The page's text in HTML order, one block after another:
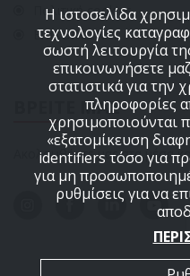
Πολιτική cookies
ΕΠΙΚΟΙΝΩΝΙΑ
ΒΡΕΙΤΕ ΜΑΣ
Ακολουθήστε μας στα μέσα
Η ιστοσελίδα
τεχνολογίες
σωστή λειτουργία
επικοινωνήσετε
στατιστικά για την
πληροφορίες
χρησιμοποιούνται
«εξατομίκευση
identifiers τόσο για
για μη
ρυθμίσεις για να